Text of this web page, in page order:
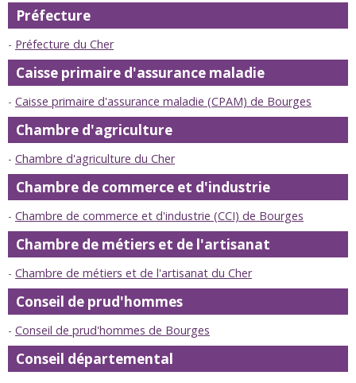
Préfecture
Préfecture du Cher
Caisse primaire d'assurance maladie
Caisse primaire d'assurance maladie (CPAM) de Bourges
Chambre d'agriculture
Chambre d'agriculture du Cher
Chambre de commerce et d'industrie
Chambre de commerce et d'industrie (CCI) de Bourges
Chambre de métiers et de l'artisanat
Chambre de métiers et de l'artisanat du Cher
Conseil de prud'hommes
Conseil de prud'hommes de Bourges
Conseil départemental